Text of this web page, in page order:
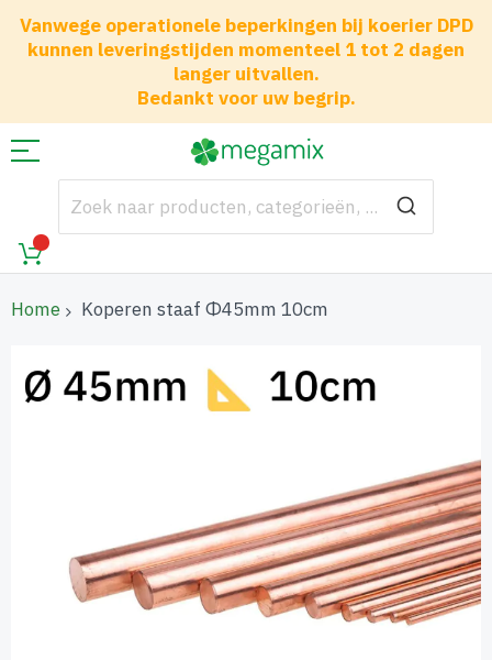
Vanwege operationele beperkingen bij koerier DPD
kunnen leveringstijden momenteel 1 tot 2 dagen
langer uitvallen.
Bedankt voor uw begrip.
Home Koperen staaf Φ45mm 10cm
naar
het
einde